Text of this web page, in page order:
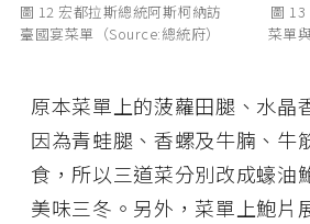
圖 12 宏都拉斯總統阿斯柯納訪
臺國宴菜單（Source:總統府）
圖
菜單
原本菜單上的菠蘿田腿、水晶
因為青蛙腿、香螺及牛腩、牛
食，所以三道菜分別改成蠔油
美味三冬。另外，菜單上鮑片